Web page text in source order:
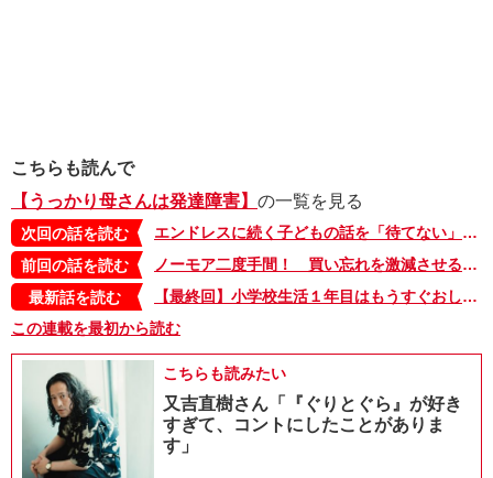
こちらも読んで
【うっかり母さんは発達障害】 の一覧を見る
次回の話を読む
エンドレスに続く子どもの話を「待てない」。その時の私の脳内をお見せします【うっかり母さんは発達障害・８】
前回の話を読む
ノーモア二度手間！ 買い忘れを激減させる簡単な対策を思いつきました！【うっかり母さんは発達障害・６】
最新話を読む
【最終回】小学校生活１年目はもうすぐおしまい！ うっかり母さんと娘、成長しました!?【うっかり母さんは発達障害・12】
この連載を最初から読む
こちらも読みたい
又吉直樹さん「『ぐりとぐら』が好き
すぎて、コントにしたことがありま
す」